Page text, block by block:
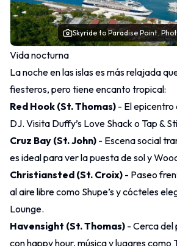
Skyride to Paradise Point.
Vida nocturna
La noche en las islas es más relajada
fiesteros, pero tiene encanto tropical:
Red Hook (St. Thomas) - El epicentro
DJ. Visita Duffy’s Love Shack o Tap &
Cruz Bay (St. John) - Escena social
es ideal para ver la puesta de sol y
Christiansted (St. Croix) - Paseo
al aire libre como Shupe’s y cócteles
Lounge.
Havensight (St. Thomas) - Cerca del
con happy hour, música y lugares como